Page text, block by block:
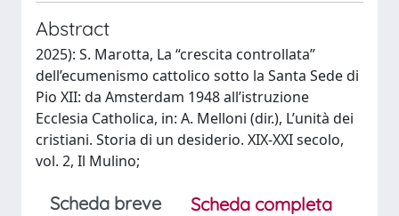
Abstract
2025): S. Marotta, La “crescita controllata”
dell’ecumenismo cattolico sotto la Santa Sede di
Pio XII: da Amsterdam 1948 all’istruzione
Ecclesia Catholica, in: A. Melloni (dir.), L’unità dei
cristiani. Storia di un desiderio. XIX-XXI secolo,
vol. 2, Il Mulino;
Scheda breve
Scheda completa